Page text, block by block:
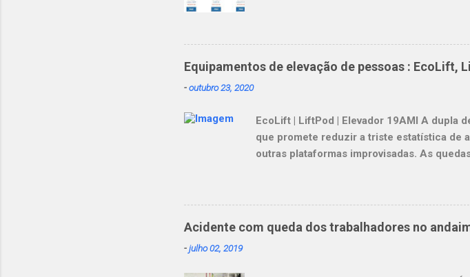
construção civil, indústria, comércio e
mais seguro para o operador, pois
proteção contra quedas. Além disso,
irregulares, proporcionando maior
subir e descer escadas constantemente.
Equipamentos de elevação de pessoas : EcoLift,
-outubro 23, 2020
EcoLift | LiftPod | Elevador 19AMI A dupla
que promete reduzir a triste estatística de
outras plataformas improvisadas. As
View this post on Instagram Em alturas
maior conforto dos operadores nessas
mastro mais rígido do setor garante mais
facilidade para manobras e bateria com
Acidente com queda dos trabalhadores no
-julho 02, 2019